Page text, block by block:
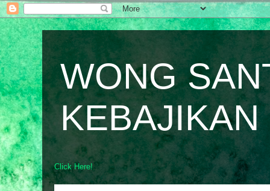
WONG
KEBAJIKAN
Click Here!